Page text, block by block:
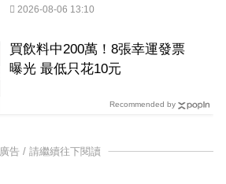
2026-08-06 13:10
買飲料中200萬！8張幸運發票
曝光 最低只花10元
Recommended by
廣告 / 請繼續往下閱讀